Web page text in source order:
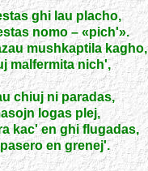
ghi lau placho,
nomo – «pich'».
mushkaptila kagho,
malfermita nich',
chiuj ni paradas,
logas plej,
kac' en ghi flugadas,
en grenej'.